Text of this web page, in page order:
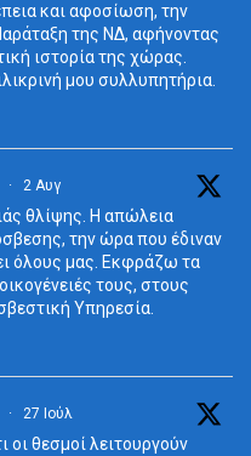
και αφοσίωση, την
της ΝΔ, αφήνοντας
ιστορία της χώρας.
μου συλλυπητήρια.
· 2 Αυγ
θλίψης. Η απώλεια
την ώρα που έδιναν
όλους μας. Εκφράζω τα
τους, στους
Υπηρεσία.
· 27 Ιούλ
οι θεσμοί λειτουργούν